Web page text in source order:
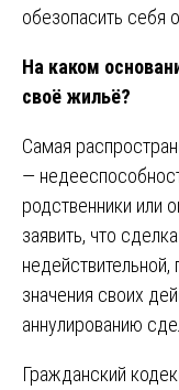
обезопасить себя
На каком
своё жильё?
Самая
—
родственники или
заявить, что
значения своих
аннулированию
Гражданский